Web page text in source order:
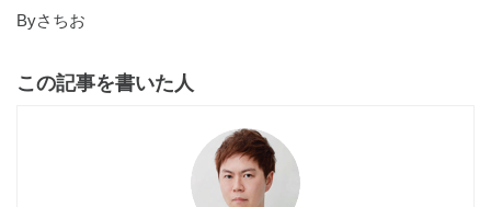
Byさちお
この記事を書いた人